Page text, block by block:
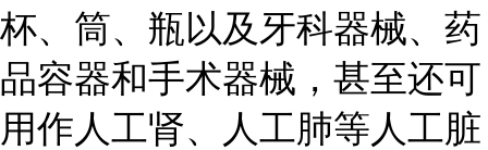
杯、筒、瓶以及牙科器械、药
品容器和手术器械，甚至还可
用作人工肾、人工肺等人工脏